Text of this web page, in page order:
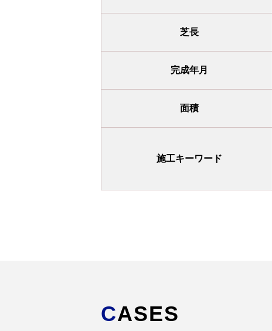
芝長
完成年月
面積
施工キーワード
CASES